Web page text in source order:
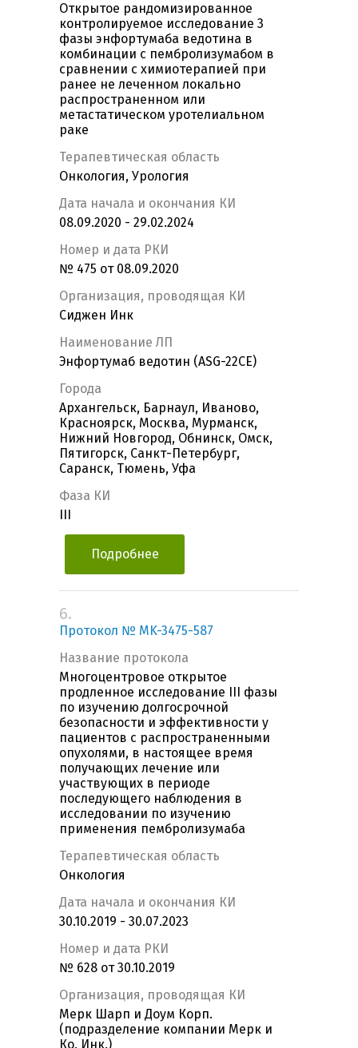
Открытое рандомизированное
контролируемое исследование 3
фазы энфортумаба ведотина в
комбинации с пембролизумабом в
сравнении с химиотерапией при
ранее не леченном локально
распространенном или
метастатическом уротелиальном
раке
Терапевтическая область
Онкология, Урология
Дата начала и окончания КИ
08.09.2020 - 29.02.2024
Номер и дата РКИ
№ 475 от 08.09.2020
Организация, проводящая КИ
Сиджен Инк
Наименование ЛП
Энфортумаб ведотин (ASG-22CE)
Города
Архангельск, Барнаул, Иваново,
Красноярск, Москва, Мурманск,
Нижний Новгород, Обнинск, Омск,
Пятигорск, Санкт-Петербург,
Саранск, Тюмень, Уфа
Фаза КИ
Подробнее
6.
Протокол № MK-3475-587
Название протокола
Многоцентровое открытое
продленное исследование III фазы
по изучению долгосрочной
безопасности и эффективности у
пациентов с распространенными
опухолями, в настоящее время
получающих лечение или
участвующих в периоде
последующего наблюдения в
исследовании по изучению
применения пембролизумаба
Терапевтическая область
Онкология
Дата начала и окончания КИ
30.10.2019 - 30.07.2023
Номер и дата РКИ
№ 628 от 30.10.2019
Организация, проводящая КИ
Мерк Шарп и Доум Корп.
(подразделение компании Мерк и
Ко. Инк.)